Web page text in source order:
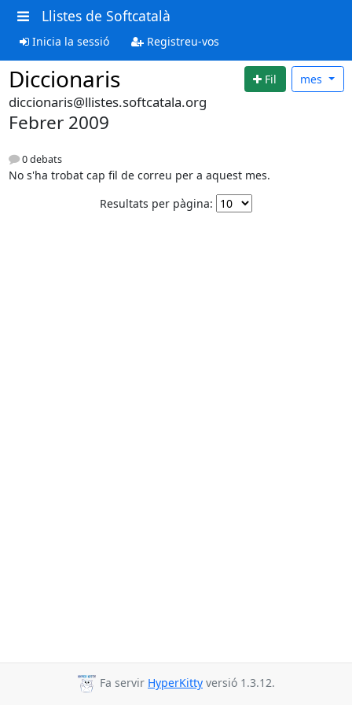
Llistes de Softcatalà
Inicia la sessió Registreu-vos
Diccionaris Fil mes
diccionaris@llistes.softcatala.org
Febrer 2009
0 debats
No s'ha trobat cap fil de correu per a aquest mes.
Resultats per pàgina:
Fa servir HyperKitty versió 1.3.12.